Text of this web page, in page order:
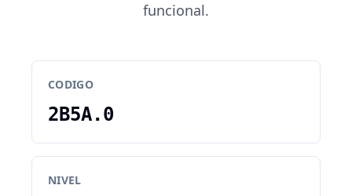
funcional.
CODIGO
2B5A.0
NIVEL